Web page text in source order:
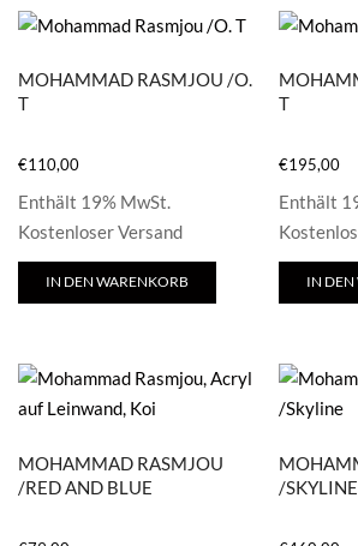
MOHAMMAD RASMJOU /O.
T
€110,00
Enthält 19% MwSt.
Kostenloser Versand
IN DEN WARENKORB
T
€195,00
Enthält
IN DEN
MOHAMMAD RASMJOU
/RED AND BLUE
/SKYLINE